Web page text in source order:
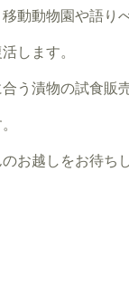
動動物園や語り
します。
う漬物の試食販
お越しをお待ち